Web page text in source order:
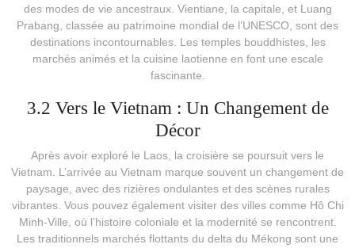
des modes de vie ancestraux. Vientiane, la capitale, et Luang
Prabang, classée au patrimoine mondial de l’UNESCO, sont des
destinations incontournables. Les temples bouddhistes, les
marchés animés et la cuisine laotienne en font une escale
fascinante.
3.2 Vers le Vietnam : Un Changement de
Décor
Après avoir exploré le Laos, la croisière se poursuit vers le
Vietnam. L’arrivée au Vietnam marque souvent un changement de
paysage, avec des rizières ondulantes et des scènes rurales
vibrantes. Vous pouvez également visiter des villes comme Hô Chi
Minh-Ville, où l’histoire coloniale et la modernité se rencontrent.
Les traditionnels marchés flottants du delta du Mékong sont une